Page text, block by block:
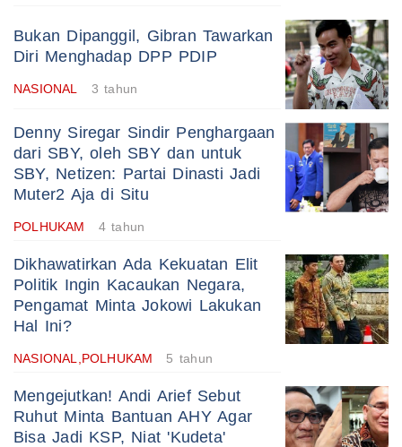
Bukan Dipanggil, Gibran Tawarkan
Diri Menghadap DPP PDIP
NASIONAL 3 tahun
Denny Siregar Sindir Penghargaan
dari SBY, oleh SBY dan untuk
SBY, Netizen: Partai Dinasti Jadi
Muter2 Aja di Situ
POLHUKAM 4 tahun
Dikhawatirkan Ada Kekuatan Elit
Politik Ingin Kacaukan Negara,
Pengamat Minta Jokowi Lakukan
Hal Ini?
NASIONAL,POLHUKAM 5 tahun
Mengejutkan! Andi Arief Sebut
Ruhut Minta Bantuan AHY Agar
Bisa Jadi KSP, Niat 'Kudeta'